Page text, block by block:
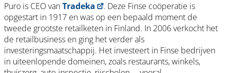
Puro is CEO vanTradeka
. Deze Finse coöperatie is
opgestart in 1917 en was op een bepaald moment de
tweede grootste retailketen in Finland. In 2006 verkocht het
de retailbusiness en ging het verder als
investeringsmaatschappij. Het investeert in Finse bedrijven
in uiteenlopende domeinen, zoals restaurants, winkels,